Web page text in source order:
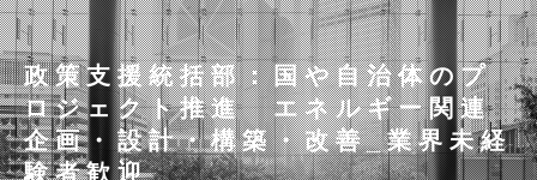
政策支援統括部：国や自治体のプ
ロジェクト推進 エネルギー関連
企画・設計・構築・改善_業界未経
験者歓迎